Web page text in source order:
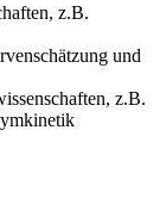
z.B.
und
z.B.